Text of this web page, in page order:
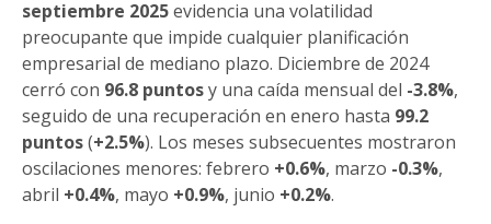
septiembre 2025evidencia una volatilidad
preocupante que impide cualquier planificación
empresarial de mediano plazo. Diciembre de 2024
cerró con 96.8 puntosy una caída mensual del -3.8%,
seguido de una recuperación en enero hasta 99.2
puntos(+2.5%). Los meses subsecuentes mostraron
oscilaciones menores: febrero +0.6%, marzo -0.3%,
abril +0.4%, mayo +0.9%, junio +0.2%.